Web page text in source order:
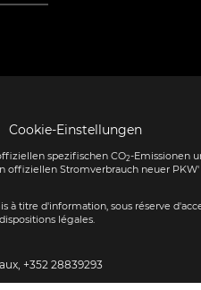
Cookie-Einstellungen
spezifischen CO2-Emissionen
offiziellen Stromverbrauch neuer
titre d'information, sous réserve
légales.
+352 28839293